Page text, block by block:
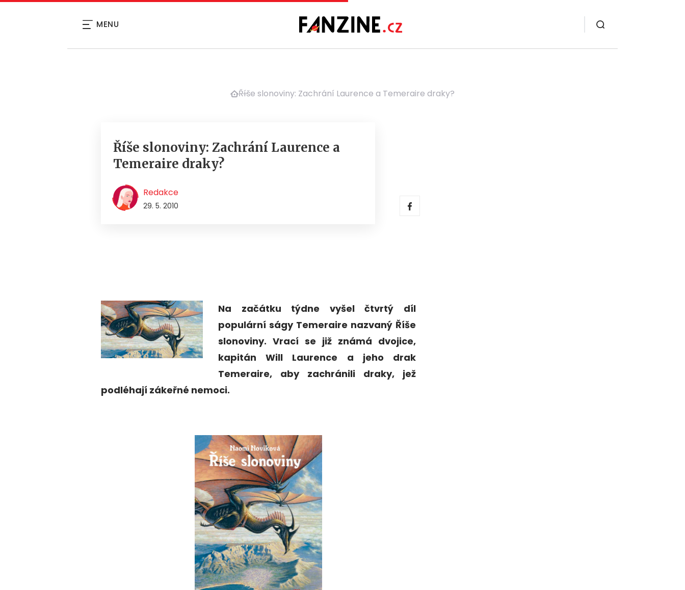
MENU
Říše slonoviny: Zachrání Laurence a Temeraire draky?
Říše slonoviny: Zachrání Laurence a
Temeraire draky?
Redakce
29. 5. 2010
Na začátku týdne vyšel čtvrtý díl
populární ságy Temeraire nazvaný Říše
slonoviny. Vrací se již známá dvojice,
kapitán Will Laurence a jeho drak
Temeraire, aby zachránili draky, jež
podléhají zákeřné nemoci.